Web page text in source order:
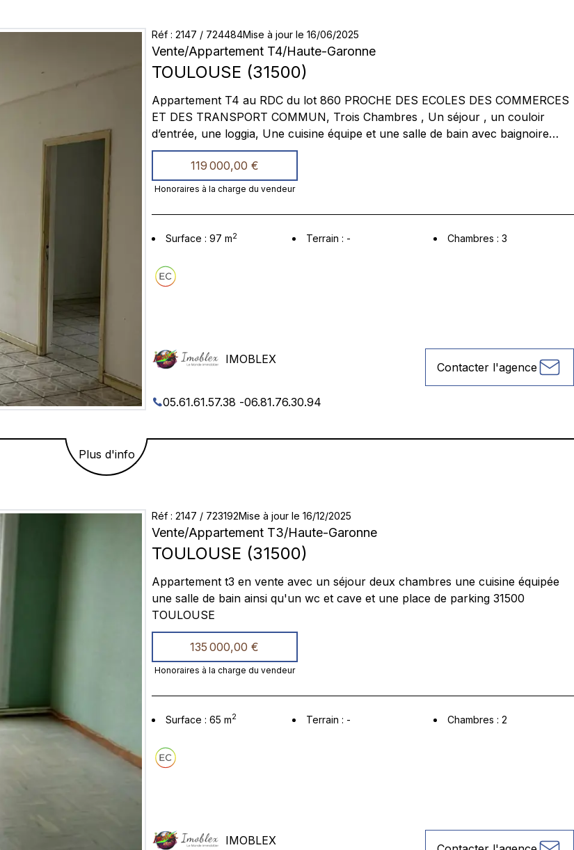
Réf: 2147 / 724484Mise à jour le 16/06/2025
Vente/Appartement T4/Haute-Garonne
TOULOUSE (31500)
Appartement T4 au RDC du lot 860 PROCHE DES ECOLES DES COMMERCES
ET DES TRANSPORT COMMUN, Trois Chambres , Un séjour , un couloir
d’entrée, une loggia, Une cuisine équipe et une salle de bain avec baignoire
Une place de parking, une cave double vitrage et volet électrique sur
119 000,00 €
Honoraires à la charge du vendeur
Surface : 97 m2 Terrain : - Chambres : 3
IMOBLEX
05.61.61.57.38 -06.81.76.30.94
Contacter l'agence
Plus d'info
Réf: 2147 / 723192Mise à jour le 16/12/2025
Vente/Appartement T3/Haute-Garonne
TOULOUSE (31500)
Appartement t3 en vente avec un séjour deux chambres une cuisine équipée
une salle de bain ainsi qu'un wc et cave et une place de parking 31500
TOULOUSE
135 000,00 €
Honoraires à la charge du vendeur
Surface : 65 m2 Terrain : - Chambres : 2
IMOBLEX